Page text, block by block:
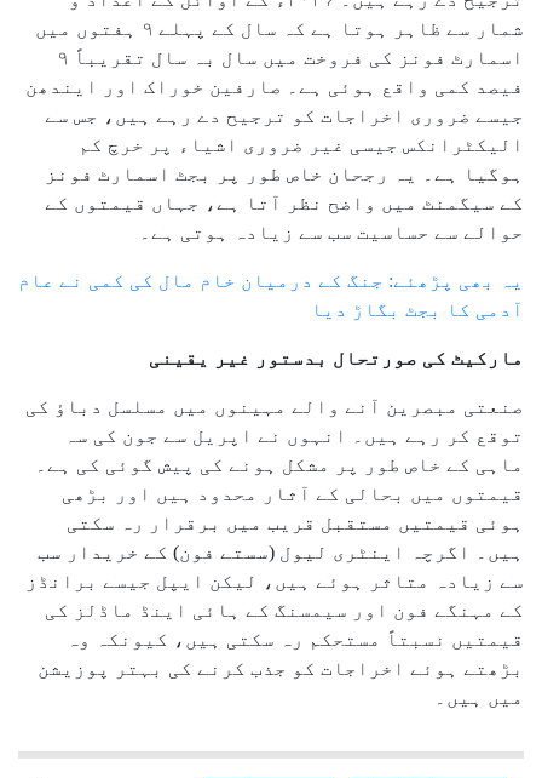
شمار سے ظاہر ہوتا ہے کہ سال کے پہلے ۹ ہفتوں میں
اسمارٹ فونز کی فروخت میں سال بہ سال تقریباً ۹
فیصد کمی واقع ہوئی ہے۔ صارفین خوراک اور ایندھن
جیسے ضروری اخراجات کو ترجیح دے رہے ہیں، جس سے
الیکٹرانکس جیسی غیر ضروری اشیاء پر خرچ کم
ہوگیا ہے۔ یہ رجحان خاص طور پر بجٹ اسمارٹ فونز
کے سیگمنٹ میں واضح نظر آتا ہے، جہاں قیمتوں کے
حوالے سے حساسیت سب سے زیادہ ہوتی ہے۔
یہ بھی پڑھئے: جنگ کے درمیان خام مال کی کمی نے عام
آدمی کا بجٹ بگاڑ دیا
مارکیٹ کی صورتحال بدستور غیر یقینی
صنعتی مبصرین آنے والے مہینوں میں مسلسل دباؤ کی
توقع کر رہے ہیں۔ انہوں نے اپریل سے جون کی سہ
ماہی کے خاص طور پر مشکل ہونے کی پیش گوئی کی ہے۔
قیمتوں میں بحالی کے آثار محدود ہیں اور بڑھی
ہوئی قیمتیں مستقبل قریب میں برقرار رہ سکتی
ہیں۔ اگرچہ اینٹری لیول (سستے فون) کے خریدار سب
سے زیادہ متاثر ہوئے ہیں، لیکن ایپل جیسے برانڈز
کے مہنگے فون اور سیمسنگ کے ہائی اینڈ ماڈلز کی
قیمتیں نسبتاً مستحکم رہ سکتی ہیں، کیونکہ وہ
بڑھتے ہوئے اخراجات کو جذب کرنے کی بہتر پوزیشن
میں ہیں۔